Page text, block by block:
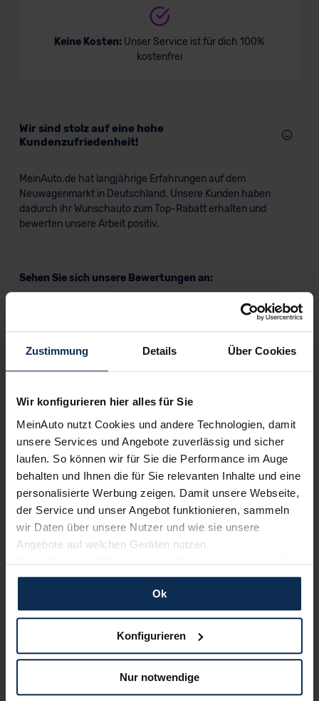
Zustimmung Details Über Cookies
Wir konfigurieren hier alles für Sie
MeinAuto nutzt Cookies und andere Technologien, damit
unsere Services und Angebote zuverlässig und sicher
laufen. So können wir für Sie die Performance im Auge
behalten und Ihnen die für Sie relevanten Inhalte und eine
personalisierte Werbung zeigen. Damit unsere Webseite,
der Service und unser Angebot funktionieren, sammeln
wir Daten über unsere Nutzer und wie sie unsere
Angebote auf welchen Geräten nutzen.
Wenn Sie das „OK“ finden, sind Sie damit einverstanden
und erlauben uns Cookies für unseren Service zu
verwenden und diese Daten an Dritte weiterzugeben,
etwa an unsere Marketingpartner. Falls Sie dem nicht
zustimmen möchten, beschränken wir uns auf die
dann nicht auf Sie zuschneiden und Sie somit nicht
perfekt auf dem Weg zu Ihrem Neuwagen unterstützen.
Sie können die Einstellungen jederzeit anpassen oder
Ok
Konfigurieren
Nur notwendige
Keine Kosten: Unser Service ist für dich 100%
kostenfrei
Wir sind stolz auf eine hohe
Kundenzufriedenheit!
MeinAuto.de hat langjährige Erfahrungen auf dem
Neuwagenmarkt in Deutschland. Unsere Kunden haben
dadurch ihr Wunschauto zum Top-Rabatt erhalten und
bewerten unsere Arbeit positiv.
Sehen Sie sich unsere Bewertungen an:
Erfahren Sie mehr über das Urteil unserer Kunden
Nachrichten
KI-generiert
Neues Sondermodell: Mazda6 feiert Jubiläum
mit Stil